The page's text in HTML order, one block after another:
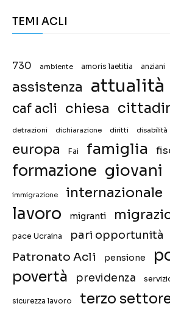
TEMI ACLI
730 ambiente amoris laetitia anziani
assistenza attualità
caf acli chiesa
detrazioni dichiarazione diritti disabilità
europa Fai famiglia
formazione giovani
immigrazione internazionale
lavoro migranti
pace Ucraina pari opportunità
Patronato Acli pensione
povertà previdenza
sicurezza lavoro terzo